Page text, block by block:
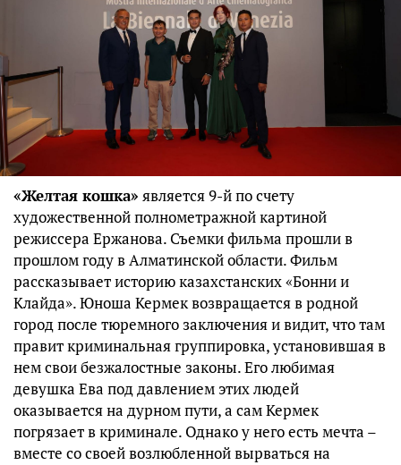
«Желтая кошка» является 9-й по счету
художественной полнометражной картиной
режиссера Ержанова. Съемки фильма прошли в
прошлом году в Алматинской области. Фильм
рассказывает историю казахстанских «Бонни и
Клайда». Юноша Кермек возвращается в родной
город после тюремного заключения и видит, что там
правит криминальная группировка, установившая в
нем свои безжалостные законы. Его любимая
девушка Ева под давлением этих людей
оказывается на дурном пути, а сам Кермек
погрязает в криминале. Однако у него есть мечта –
вместе со своей возлюбленной вырваться на